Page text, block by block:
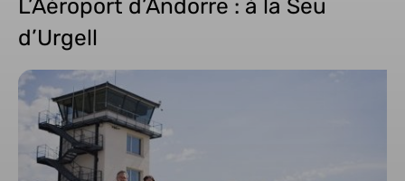
L’Aéroport d’Andorre : à la Seu
d’Urgell